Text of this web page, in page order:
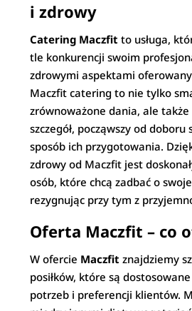
i zdrowy
Catering Maczfit to usługa,
tle konkurencji swoim
zdrowymi aspektami
Maczfit catering to nie tylko
zrównoważone dania, ale także
szczegół, począwszy od doboru
sposób ich przygotowania.
zdrowy od Maczfit jest
osób, które chcą zadbać o
rezygnując przy tym z
Oferta Maczfit – co
W ofercie Maczfit znajdziemy
posiłków, które są
potrzeb i preferencji klientów.